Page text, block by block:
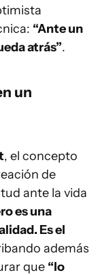
“Ante un
atrás”.
un
, el concepto
de
ante la vida
es una
Es el
además
que “lo